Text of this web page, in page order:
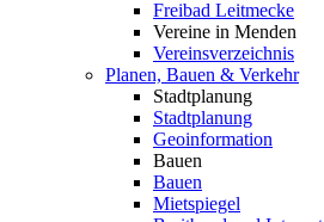
Freibad Leitmecke
Vereine in Menden
Vereinsverzeichnis
Planen, Bauen & Verkehr
Stadtplanung
Stadtplanung
Geoinformation
Bauen
Bauen
Mietspiegel